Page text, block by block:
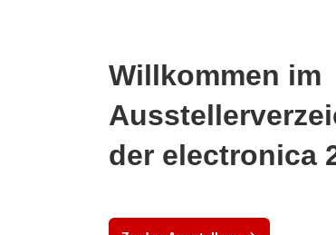
Willkommen im
der electronica